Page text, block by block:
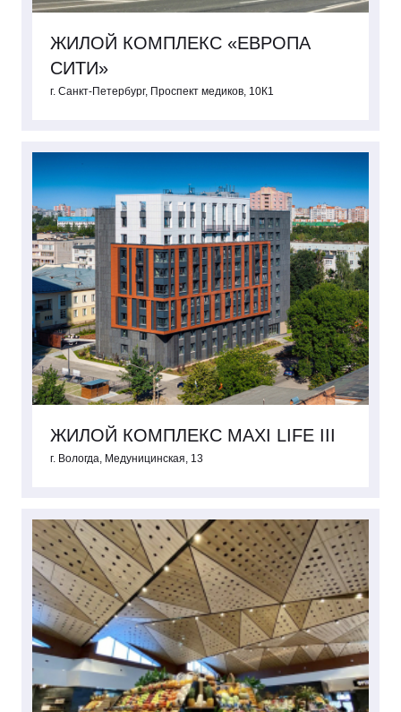
ЖИЛОЙ КОМПЛЕКС «ЕВРОПА
СИТИ»
г. Санкт-Петербург, Проспект медиков, 10К1
ЖИЛОЙ КОМПЛЕКС MAXI LIFE III
г. Вологда, Медуницинская, 13